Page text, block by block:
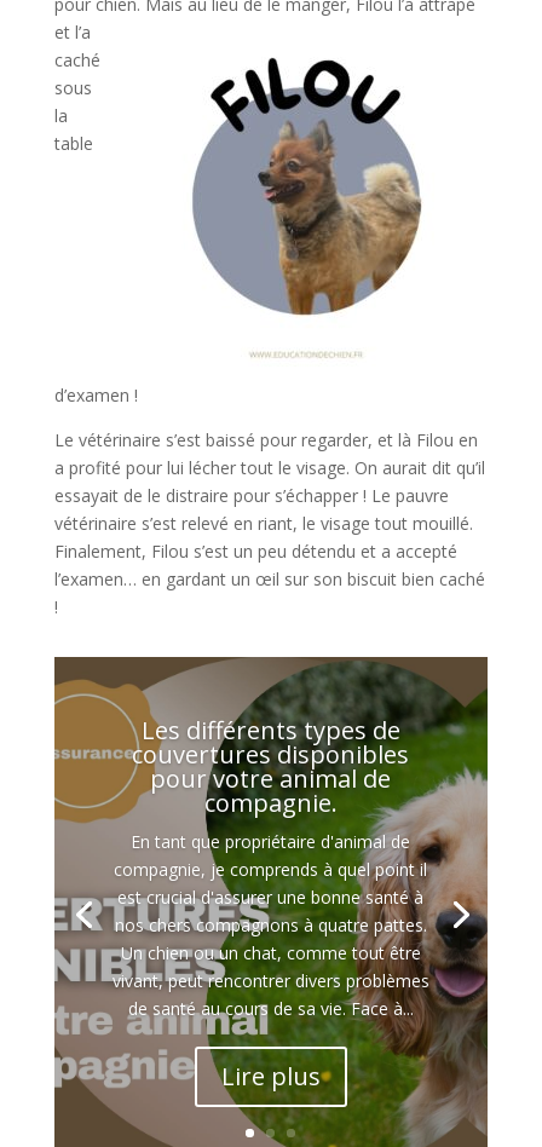
et l’a
caché
sous
la
table
d’examen !
Le vétérinaire s’est baissé pour regarder, et là Filou en
a profité pour lui lécher tout le visage. On aurait dit qu’il
essayait de le distraire pour s’échapper ! Le pauvre
vétérinaire s’est relevé en riant, le visage tout mouillé.
Finalement, Filou s’est un peu détendu et a accepté
l’examen… en gardant un œil sur son biscuit bien caché
!
Les différents types de
couvertures disponibles
pour votre animal de
compagnie.
En tant que propriétaire d'animal de
compagnie, je comprends à quel point il
est crucial d'assurer une bonne santé à
nos chers compagnons à quatre pattes.
Un chien ou un chat, comme tout être
vivant, peut rencontrer divers problèmes
de santé au cours de sa vie. Face à...
Lire plus